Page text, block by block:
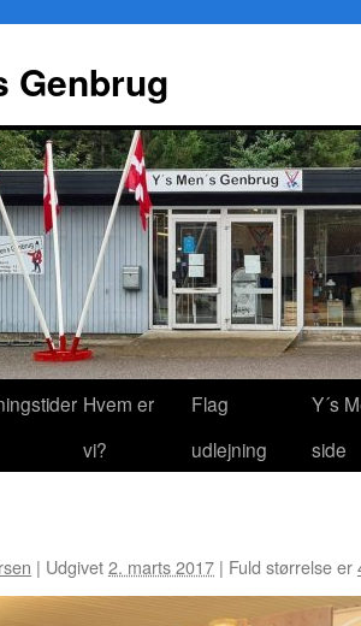
Genbrug
Hvem er
vi?
Flag
udlejning
Y´s
side
| Udgivet2. marts 2017 | Fuld størrelse er